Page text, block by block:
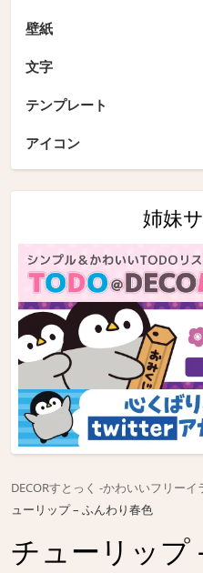
壁紙
文字
テンプレート
アイコン
姉妹
DECORすとっく -かわいいフリー
ューリップ – ふんわり春色
チューリップ